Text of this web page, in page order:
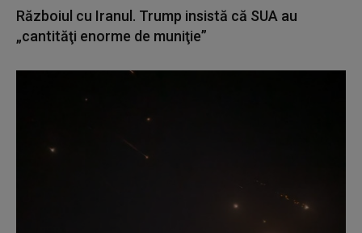
Războiul cu Iranul. Trump insistă că SUA au
„cantităţi enorme de muniţie”